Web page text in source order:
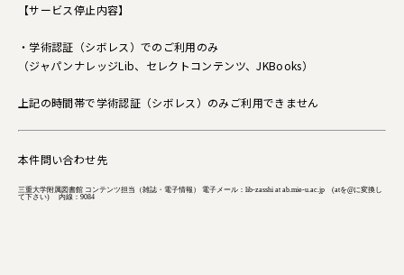
【サービス停止内容】
・学術認証（シボレス）でのご利用のみ
（ジャパンナレッジLib、セレクトコンテンツ、JKBooks）
上記の時間帯で学術認証（シボレス）のみご利用できません
本件問い合わせ先
三重大学附属図書館 コンテンツ担当（雑誌・電子情報） 電子メール：lib-zasshi at ab.mie-u.ac.jp (atを@に変換し
て下さい) 内線：9084